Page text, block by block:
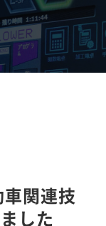
車関連技
した